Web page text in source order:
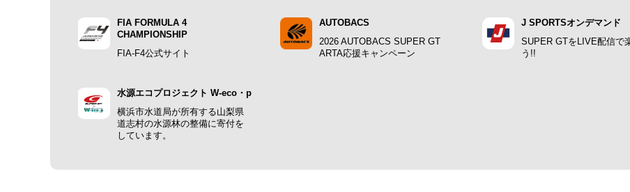
FIA FORMULA 4
CHAMPIONSHIP
FIA-F4公式サイト
AUTOBACS
2026 AUTOBACS SUPER GT
ARTA応援キャンペーン
J SPORTSオンデマンド
SUPER GTをLIVE配信で
う!!
水源エコプロジェクト W-eco・p
横浜市水道局が所有する山梨県
道志村の水源林の整備に寄付を
しています。